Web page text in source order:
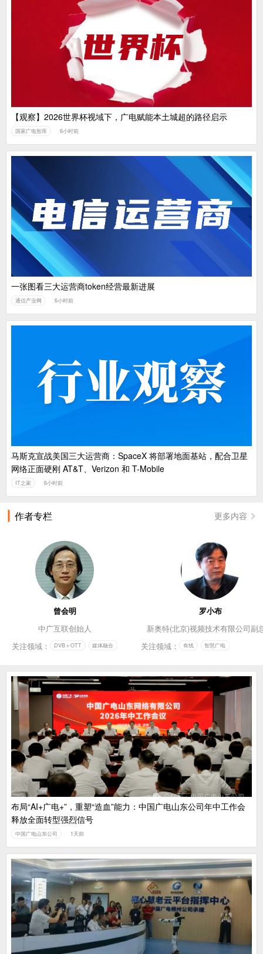
【观察】2026世界杯视域下，广电赋能本土城超的路径启示
国家广电智库 6小时前
一张图看三大运营商token经营最新进展
通信产业网 6小时前
马斯克宣战美国三大运营商：SpaceX 将部署地面基站，配合卫星
网络正面硬刚 AT&T、Verizon 和 T-Mobile
IT之家 6小时前
作者专栏 更多内容
曾会明
中广互联创始人
关注领域：
DVB＋OTT 媒体融合
罗小布
新奥特(北京)视频技术有限公司副
关注领域：
有线 智慧广电
布局“AI+广电+”，重塑“造血”能力：中国广电山东公司年中工作会
释放全面转型强烈信号
中国广电山东公司 1天前